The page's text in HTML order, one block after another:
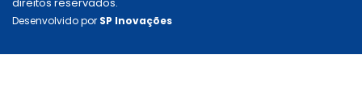
Desenvolvido por SP Inovações